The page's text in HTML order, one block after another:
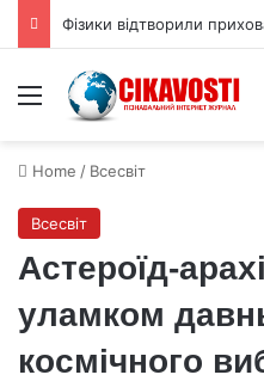
Menu
Home / Всесвіт
Всесвіт
уламком
космічного